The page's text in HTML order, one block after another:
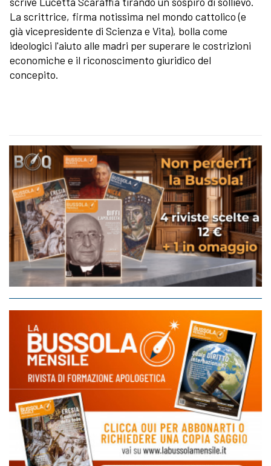
La scrittrice, firma notissima nel mondo cattolico (e
già vicepresidente di Scienza e Vita), bolla come
ideologici l'aiuto alle madri per superare le costrizioni
economiche e il riconoscimento giuridico del
concepito.